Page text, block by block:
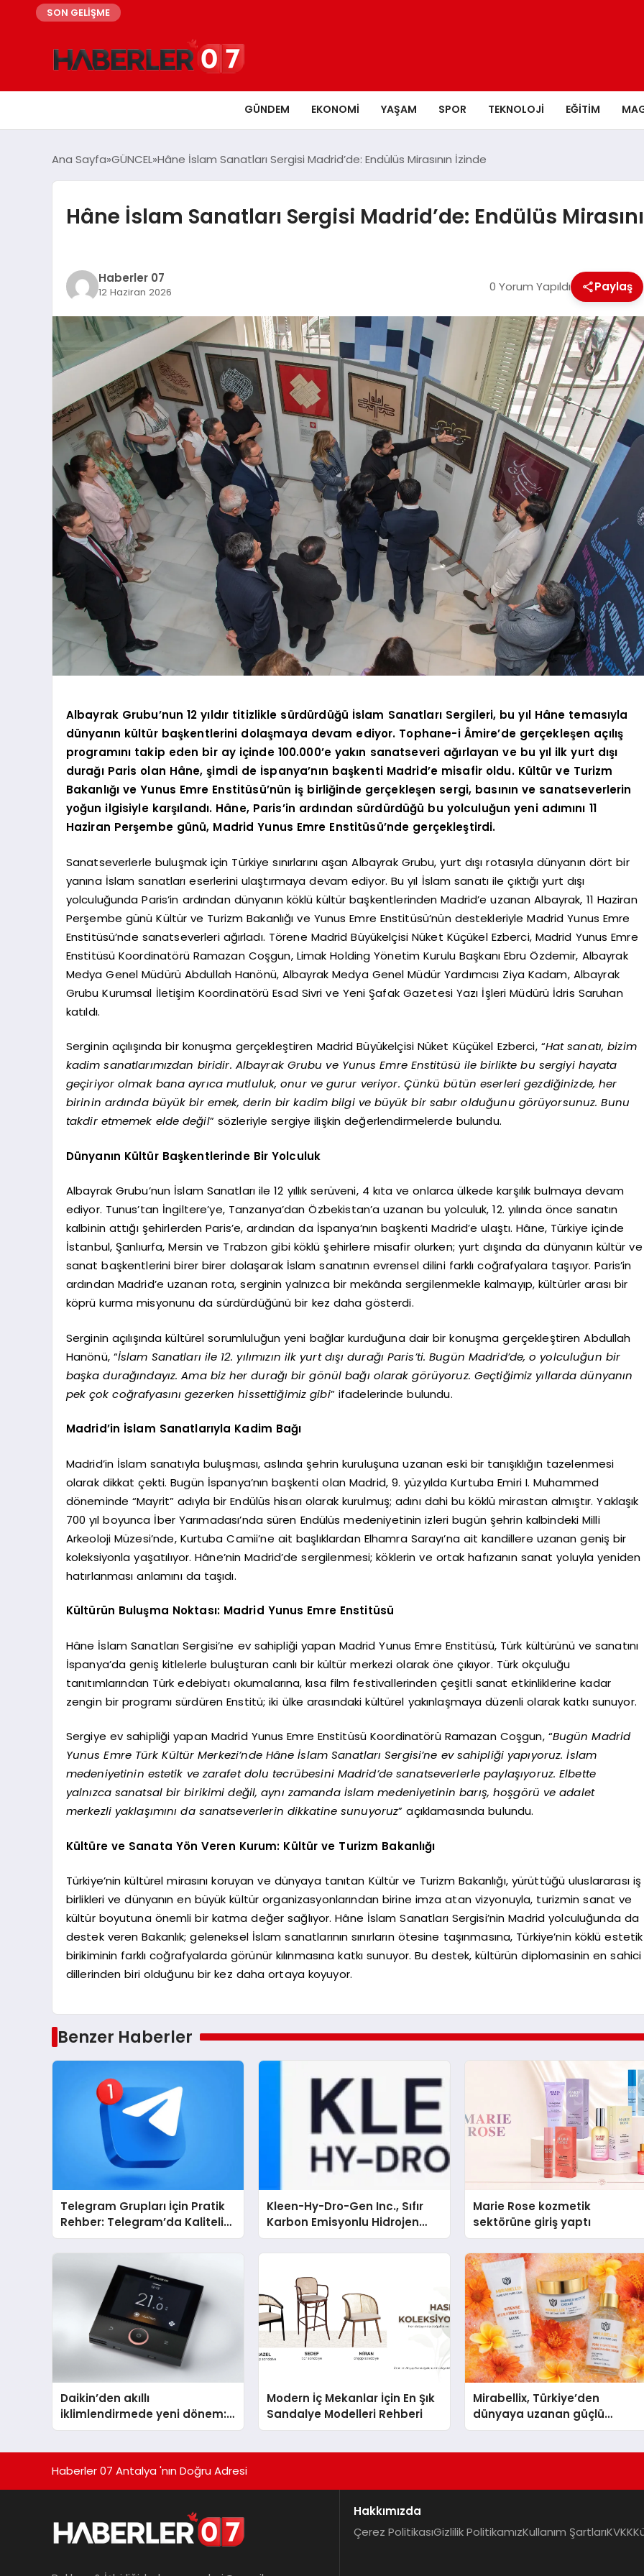
SON GELİŞME
GÜNDEM EKONOMI YAŞAM SPOR TEKNOLOJI EĞITIM
Ana Sayfa GÜNCEL Hâne İslam Sanatları Sergisi Madrid’de: Endülüs Mirasının İzinde
Hâne İslam Sanatları Sergisi Madrid’de: Endülüs
Haberler 07
12 Haziran 2026 0 Yorum Yapıldı Paylaş
Albayrak Grubu’nun 12 yıldır titizlikle sürdürdüğü İslam Sanatları Sergileri, bu yıl Hâne temasıyla
dünyanın kültür başkentlerini dolaşmaya devam ediyor. Tophane-i Âmire’de gerçekleşen açılış
programını takip eden bir ay içinde 100.000’e yakın sanatseveri ağırlayan ve bu yıl ilk yurt dışı
durağı Paris olan Hâne, şimdi de İspanya’nın başkenti Madrid’e misafir oldu. Kültür ve Turizm
Bakanlığı ve Yunus Emre Enstitüsü’nün iş birliğinde gerçekleşen sergi, basının ve sanatseverlerin
yoğun ilgisiyle karşılandı. Hâne, Paris’in ardından sürdürdüğü bu yolculuğun yeni adımını 11
Haziran Perşembe günü, Madrid Yunus Emre Enstitüsü’nde gerçekleştirdi.
Sanatseverlerle buluşmak için Türkiye sınırlarını aşan Albayrak Grubu, yurt dışı rotasıyla dünyanın dört bir
yanına İslam sanatları eserlerini ulaştırmaya devam ediyor. Bu yıl İslam sanatı ile çıktığı yurt dışı
yolculuğunda Paris’in ardından dünyanın köklü kültür başkentlerinden Madrid’e uzanan Albayrak, 11 Haziran
Perşembe günü Kültür ve Turizm Bakanlığı ve Yunus Emre Enstitüsü’nün destekleriyle Madrid Yunus Emre
Enstitüsü’nde sanatseverleri ağırladı. Törene Madrid Büyükelçisi Nüket Küçükel Ezberci, Madrid Yunus Emre
Enstitüsü Koordinatörü Ramazan Coşgun, Limak Holding Yönetim Kurulu Başkanı Ebru Özdemir, Albayrak
Medya Genel Müdürü Abdullah Hanönü, Albayrak Medya Genel Müdür Yardımcısı Ziya Kadam, Albayrak
Grubu Kurumsal İletişim Koordinatörü Esad Sivri ve Yeni Şafak Gazetesi Yazı İşleri Müdürü İdris Saruhan
katıldı.
Serginin açılışında bir konuşma gerçekleştiren Madrid Büyükelçisi Nüket Küçükel Ezberci, “Hat sanatı, bizim
kadim sanatlarımızdan biridir. Albayrak Grubu ve Yunus Emre Enstitüsü ile birlikte bu sergiyi hayata
geçiriyor olmak bana ayrıca mutluluk, onur ve gurur veriyor. Çünkü bütün eserleri gezdiğinizde, her
birinin ardında büyük bir emek, derin bir kadim bilgi ve büyük bir sabır olduğunu görüyorsunuz. Bunu
takdir etmemek elde değil” sözleriyle sergiye ilişkin değerlendirmelerde bulundu.
Dünyanın Kültür Başkentlerinde Bir Yolculuk
Albayrak Grubu’nun İslam Sanatları ile 12 yıllık serüveni, 4 kıta ve onlarca ülkede karşılık bulmaya devam
ediyor. Tunus’tan İngiltere’ye, Tanzanya’dan Özbekistan’a uzanan bu yolculuk, 12. yılında önce sanatın
kalbinin attığı şehirlerden Paris’e, ardından da İspanya’nın başkenti Madrid’e ulaştı. Hâne, Türkiye içinde
İstanbul, Şanlıurfa, Mersin ve Trabzon gibi köklü şehirlere misafir olurken; yurt dışında da dünyanın kültür ve
sanat başkentlerini birer birer dolaşarak İslam sanatının evrensel dilini farklı coğrafyalara taşıyor. Paris’in
ardından Madrid’e uzanan rota, serginin yalnızca bir mekânda sergilenmekle kalmayıp, kültürler arası bir
köprü kurma misyonunu da sürdürdüğünü bir kez daha gösterdi.
Serginin açılışında kültürel sorumluluğun yeni bağlar kurduğuna dair bir konuşma gerçekleştiren Abdullah
Hanönü, “İslam Sanatları ile 12. yılımızın ilk yurt dışı durağı Paris’ti. Bugün Madrid’de, o yolculuğun bir
başka durağındayız. Ama biz her durağı bir gönül bağı olarak görüyoruz. Geçtiğimiz yıllarda dünyanın
pek çok coğrafyasını gezerken hissettiğimiz gibi” ifadelerinde bulundu.
Madrid’in İslam Sanatlarıyla Kadim Bağı
Madrid’in İslam sanatıyla buluşması, aslında şehrin kuruluşuna uzanan eski bir tanışıklığın tazelenmesi
olarak dikkat çekti. Bugün İspanya’nın başkenti olan Madrid, 9. yüzyılda Kurtuba Emiri I. Muhammed
döneminde “Mayrit” adıyla bir Endülüs hisarı olarak kurulmuş; adını dahi bu köklü mirastan almıştır. Yaklaşık
700 yıl boyunca İber Yarımadası’nda süren Endülüs medeniyetinin izleri bugün şehrin kalbindeki Milli
Arkeoloji Müzesi’nde, Kurtuba Camii’ne ait başlıklardan Elhamra Sarayı’na ait kandillere uzanan geniş bir
koleksiyonla yaşatılıyor. Hâne’nin Madrid’de sergilenmesi; köklerin ve ortak hafızanın sanat yoluyla yeniden
hatırlanması anlamını da taşıdı.
Kültürün Buluşma Noktası: Madrid Yunus Emre Enstitüsü
Hâne İslam Sanatları Sergisi’ne ev sahipliği yapan Madrid Yunus Emre Enstitüsü, Türk kültürünü ve sanatını
İspanya’da geniş kitlelerle buluşturan canlı bir kültür merkezi olarak öne çıkıyor. Türk okçuluğu
tanıtımlarından Türk edebiyatı okumalarına, kısa film festivallerinden çeşitli sanat etkinliklerine kadar
zengin bir programı sürdüren Enstitü; iki ülke arasındaki kültürel yakınlaşmaya düzenli olarak katkı sunuyor.
Sergiye ev sahipliği yapan Madrid Yunus Emre Enstitüsü Koordinatörü Ramazan Coşgun, “Bugün Madrid
Yunus Emre Türk Kültür Merkezi’nde Hâne İslam Sanatları Sergisi’ne ev sahipliği yapıyoruz. İslam
medeniyetinin estetik ve zarafet dolu tecrübesini Madrid’de sanatseverlerle paylaşıyoruz. Elbette
yalnızca sanatsal bir birikimi değil, aynı zamanda İslam medeniyetinin barış, hoşgörü ve adalet
merkezli yaklaşımını da sanatseverlerin dikkatine sunuyoruz” açıklamasında bulundu.
Kültüre ve Sanata Yön Veren Kurum: Kültür ve Turizm Bakanlığı
Türkiye’nin kültürel mirasını koruyan ve dünyaya tanıtan Kültür ve Turizm Bakanlığı, yürüttüğü uluslararası iş
birlikleri ve dünyanın en büyük kültür organizasyonlarından birine imza atan vizyonuyla, turizmin sanat ve
kültür boyutuna önemli bir katma değer sağlıyor. Hâne İslam Sanatları Sergisi’nin Madrid yolculuğunda da
destek veren Bakanlık; geleneksel İslam sanatlarının sınırların ötesine taşınmasına, Türkiye’nin köklü estetik
birikiminin farklı coğrafyalarda görünür kılınmasına katkı sunuyor. Bu destek, kültürün diplomasinin en sahici
dillerinden biri olduğunu bir kez daha ortaya koyuyor.
Benzer Haberler
Telegram Grupları İçin Pratik
Rehber: Telegram’da Kaliteli
Toplulukları Bulmanın Önemi
Kleen-Hy-Dro-Gen Inc., Sıfır
Karbon Emisyonlu Hidrojen
Isıtma Teknolojisinde ISO ve
TSSA Düzenleyici Onaylarını
Marie Rose kozmetik
sektörüne giriş yaptı
Daikin’den akıllı
iklimlendirmede yeni dönem:
Madoka Plus Türkiye’de
Modern İç Mekanlar İçin En Şık
Sandalye Modelleri Rehberi
Mirabellix, Türkiye’den
dünyaya uzanan güçlü
büyümesini sürdürüyor
Haberler 07 Antalya 'nın Doğru Adresi
Hakkımızda
Çerez PolitikasıGizlilik PolitikamızKullanım ŞartlarıKVKK